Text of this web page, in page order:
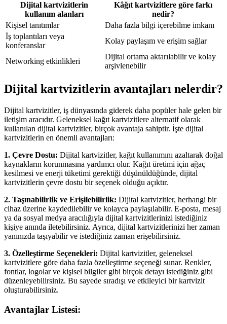
Dijital kartvizitlerin
kullanım alanları
Kâğıt kartvizitlere göre farkı
nedir?
Kişisel tanıtımlar
Daha fazla bilgi içerebilme imkanı
İş toplantıları veya
konferanslar
Kolay paylaşım ve erişim sağlar
Networking etkinlikleri
Dijital ortama aktarılabilir ve kolay
arşivlenebilir
Dijital kartvizitlerin avantajları nelerdir?
Dijital kartvizitler, iş dünyasında giderek daha popüler hale gelen bir
iletişim aracıdır. Geleneksel kağıt kartvizitlere alternatif olarak
kullanılan dijital kartvizitler, birçok avantaja sahiptir. İşte dijital
kartvizitlerin en önemli avantajları:
1. Çevre Dostu: Dijital kartvizitler, kağıt kullanımını azaltarak doğal
kaynakların korunmasına yardımcı olur. Kağıt üretimi için ağaç
kesilmesi ve enerji tüketimi gerektiği düşünüldüğünde, dijital
kartvizitlerin çevre dostu bir seçenek olduğu açıktır.
2. Taşınabilirlik ve Erişilebilirlik: Dijital kartvizitler, herhangi bir
cihaz üzerine kaydedilebilir ve kolayca paylaşılabilir. E-posta, mesaj
ya da sosyal medya aracılığıyla dijital kartvizitlerinizi istediğiniz
kişiye anında iletebilirsiniz. Ayrıca, dijital kartvizitlerinizi her zaman
yanınızda taşıyabilir ve istediğiniz zaman erişebilirsiniz.
3. Özelleştirme Seçenekleri: Dijital kartvizitler, geleneksel
kartvizitlere göre daha fazla özelleştirme seçeneği sunar. Renkler,
fontlar, logolar ve kişisel bilgiler gibi birçok detayı istediğiniz gibi
düzenleyebilirsiniz. Bu sayede sıradışı ve etkileyici bir kartvizit
oluşturabilirsiniz.
Avantajlar Listesi: